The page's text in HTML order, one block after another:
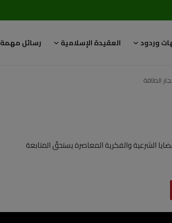
وردود العقيدة الإسلامية رسائل مهمة
الطاقة
الشرعية والفكرية المعاصرة يستحقّ المتابعة